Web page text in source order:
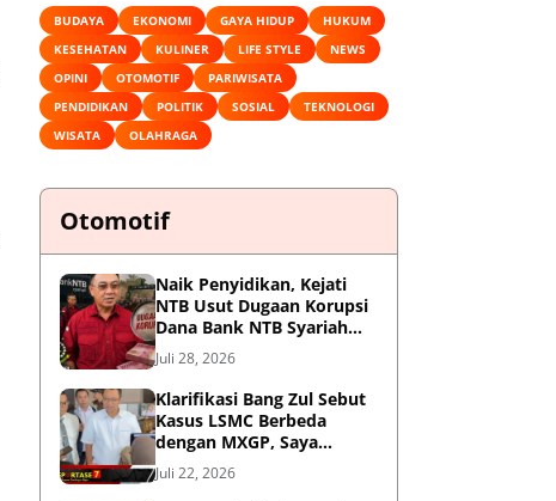
BUDAYA EKONOMI GAYA HIDUP
HUKUM
KESEHATAN
KULINER LIFE STYLE
NEWS
OPINI
OTOMOTIF
PARIWISATA
PENDIDIKAN
POLITIK SOSIAL
TEKNOLOGI
WISATA
OLAHRAGA
Otomotif
Naik Penyidikan, Kejati
NTB Usut Dugaan Korupsi
Dana Bank NTB Syariah
untuk MXGP 2023
Juli 28, 2026
Klarifikasi Bang Zul Sebut
Kasus LSMC Berbeda
dengan MXGP, Saya
Dipanggil Sebagai Saksi
Juli 22, 2026